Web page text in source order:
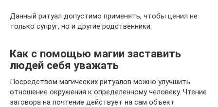
Данный ритуал допустимо применять, чтобы ценил не
только супруг, но и другие родственники.
Как с помощью магии заставить
людей себя уважать
Посредством магических ритуалов можно улучшить
отношение окружения к определенному человеку. Чтение
заговора на почтение действует на сам объект